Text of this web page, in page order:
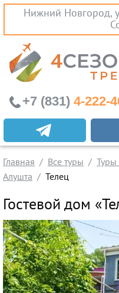
Нижний Новгород,
Экскурсионные туры
Заграничные экскурсии
Туры на Черное Море
Абхазия
Крым
Проезд без
Вылеты из Нижнего
Горящие туры
+7 (831) 4-222-
Главная Все туры
Алушта
Телец
Гостевой дом